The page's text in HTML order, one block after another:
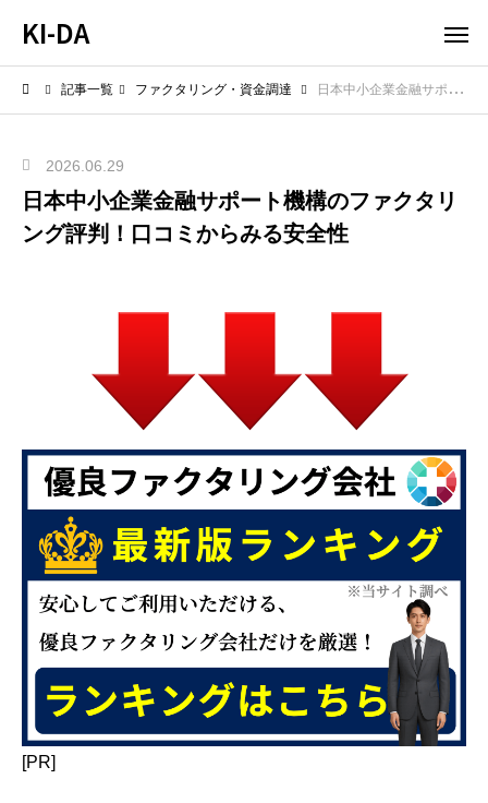
KI-DA
記事一覧 ファクタリング・資金調達 日本中小企業金融サポート機構のファクタリング評判！口コミからみる安全性
2026.06.29
日本中小企業金融サポート機構のファクタリ
ング評判！口コミからみる安全性
[PR]